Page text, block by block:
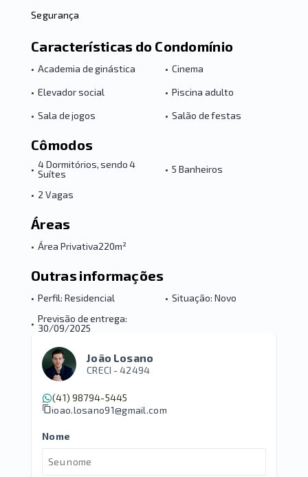
Segurança
Características do Condomínio
• Academia de ginástica • Cinema
• Elevador social • Piscina adulto
• Sala de jogos • Salão de festas
Cômodos
• 4 Dormitórios, sendo 4
Suítes
• 5 Banheiros
• 2 Vagas
Áreas
• Área Privativa220m²
Outras informações
• Perfil: Residencial • Situação: Novo
• Previsão de entrega:
30/09/2025
João Losano
CRECI -42494
(41) 98794-5445
joao.losano91@gmail.com
Nome